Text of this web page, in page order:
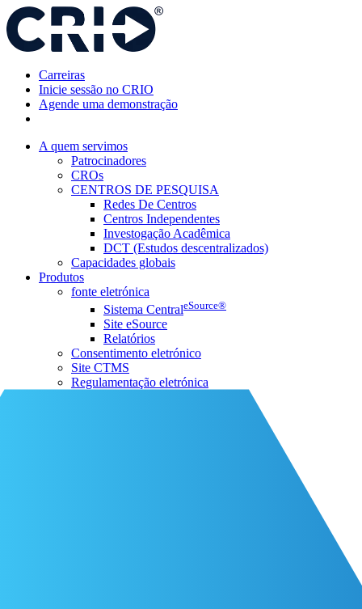
Pular
para
o
conteúdo
Carreiras
Inicie sessão no CRIO
Agende uma demonstração
A quem servimos
Patrocinadores
CROs
CENTROS DE PESQUISA
Redes De Centros
Centros Independentes
Investogação Acadêmica
DCT (Estudos descentralizados)
Capacidades globais
Produtos
fonte eletrónica
Sistema CentraleSource®
Site eSource
Relatórios
Consentimento eletrónico
Site CTMS
Regulamentação eletrónica